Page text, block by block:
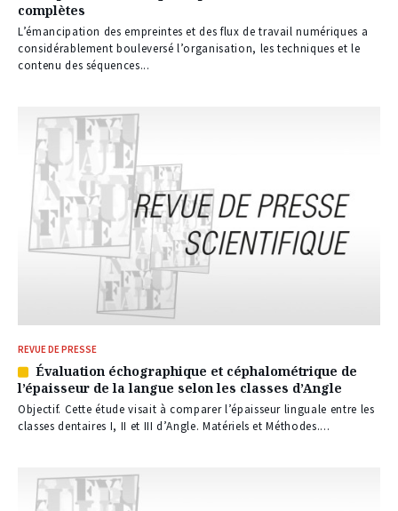
réservé
à
nos
abonnés
complètes
L’émancipation des empreintes et des flux de travail numériques a
considérablement bouleversé l’organisation, les techniques et le
contenu des séquences...
REVUE DE PRESSE
Article
réservé
à
nos
Évaluation échographique et céphalométrique de
l’épaisseur de la langue selon les classes d’Angle
Objectif. Cette étude visait à comparer l’épaisseur linguale entre les
classes dentaires I, II et III d’Angle. Matériels et Méthodes....